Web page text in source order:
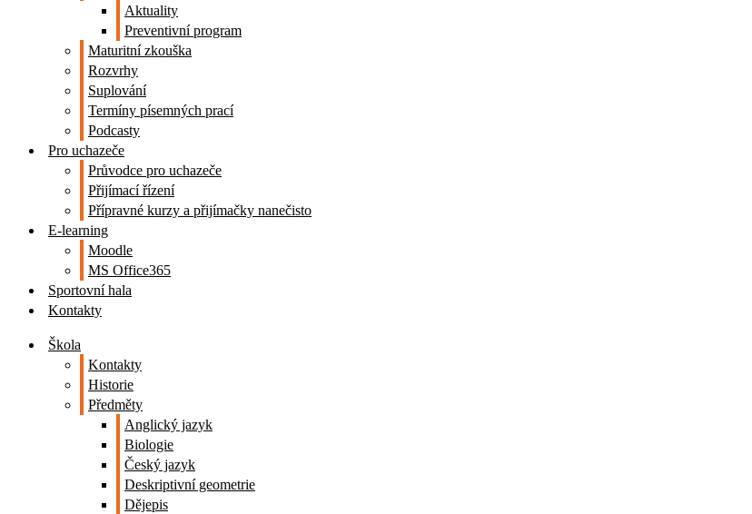
Aktuality
Preventivní program
Maturitní zkouška
Rozvrhy
Suplování
Termíny písemných prací
Podcasty
Pro uchazeče
Průvodce pro uchazeče
Přijímací řízení
Přípravné kurzy a přijímačky nanečisto
E-learning
Moodle
MS Office365
Sportovní hala
Kontakty
Škola
Kontakty
Historie
Předměty
Anglický jazyk
Biologie
Český jazyk
Deskriptivní geometrie
Dějepis